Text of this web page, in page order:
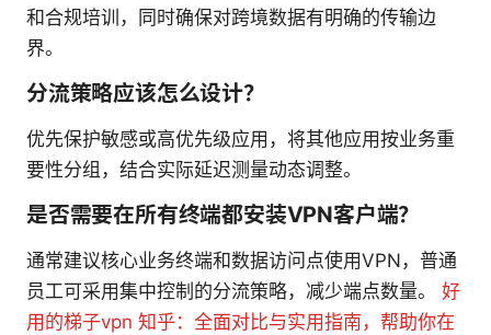
和合规培训，同时确保对跨境数据有明确的传输边
界。
分流策略应该怎么设计？
优先保护敏感或高优先级应用，将其他应用按业务重
要性分组，结合实际延迟测量动态调整。
是否需要在所有终端都安装VPN客户端？
通常建议核心业务终端和数据访问点使用VPN，普通
员工可采用集中控制的分流策略，减少端点数量。 好
用的梯子vpn 知乎：全面对比与实用指南，帮助你在